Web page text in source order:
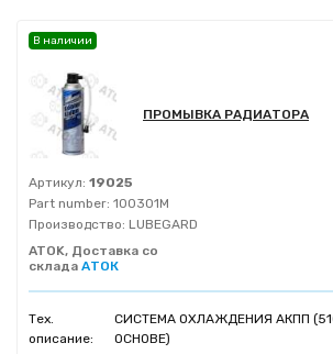
ПРОМЫВКА РАДИАТОРА
Артикул: 19025
Part number: 100301M
Производство: LUBEGARD
ATOK, Доставка со
склада АТОК
Тех.
описание:
СИСТЕМА ОХЛАЖДЕНИЯ АКПП
ОСНОВЕ)
В наличии